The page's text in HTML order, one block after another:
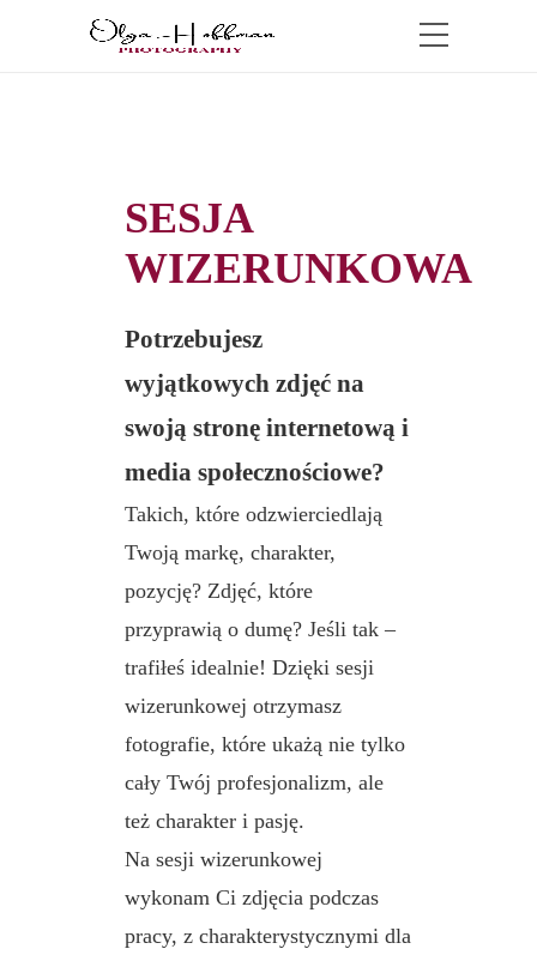
SESJA
WIZERUNKOWA
Potrzebujesz
wyjątkowych zdjęć na
swoją stronę internetową i
media społecznościowe?
Takich, które odzwierciedlają
Twoją markę, charakter,
pozycję? Zdjęć, które
przyprawią o dumę? Jeśli tak –
trafiłeś idealnie! Dzięki sesji
wizerunkowej otrzymasz
fotografie, które ukażą nie tylko
cały Twój profesjonalizm, ale
też charakter i pasję.
Na sesji wizerunkowej
wykonam Ci zdjęcia podczas
pracy, z charakterystycznymi dla